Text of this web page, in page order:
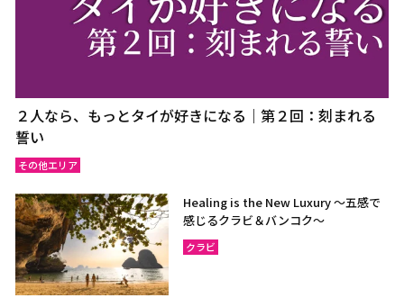
２人なら、もっとタイが好きになる｜第２回：刻まれる
誓い
その他エリア
Healing is the New Luxury ～五感で
感じるクラビ＆バンコク～
クラビ